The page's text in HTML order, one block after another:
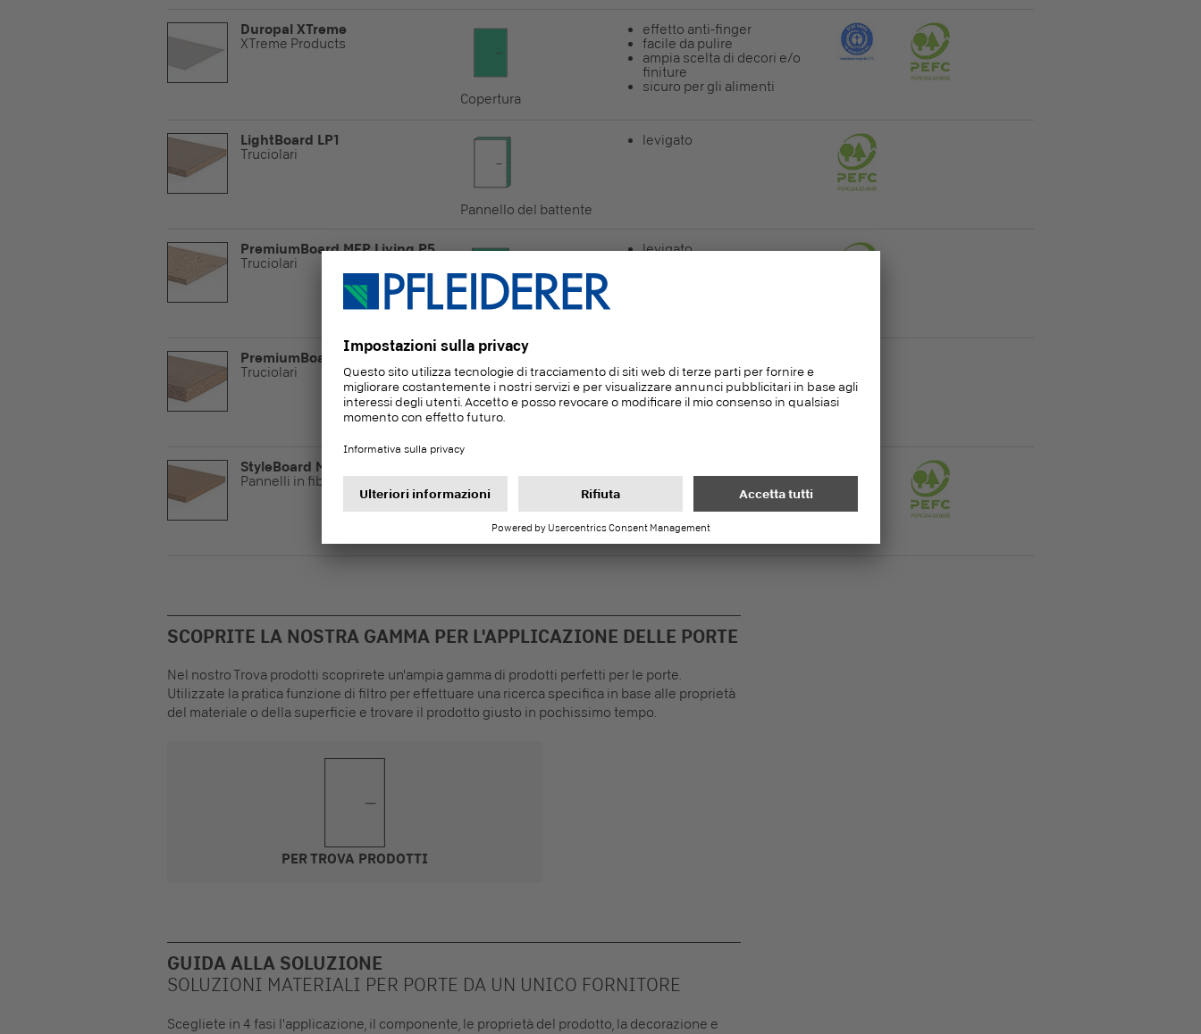
Duropal XTreme
XTreme Products
Copertura
effetto anti-finger
facile da pulire
ampia scelta di decori e/o
finiture
sicuro per gli alimenti
LightBoard LP1
Truciolari
Pannello del battente
levigato
PremiumBoard MFP Living P5
Truciolari
levigato
PremiumBoard P4
Truciolari
lavorabile in ogni direzione
StyleBoard MDF plus
Pannelli in fibra
Listelli
qualità per fresature
SCOPRITE LA NOSTRA GAMMA PER L'APPLICAZIONE DELLE PORTE
Nel nostro Trova prodotti scoprirete un'ampia gamma di prodotti perfetti per le porte.
Utilizzate la pratica funzione di filtro per effettuare una ricerca specifica in base alle proprietà
del materiale o della superficie e trovare il prodotto giusto in pochissimo tempo.
PER TROVA PRODOTTI
GUIDA ALLA SOLUZIONE
SOLUZIONI MATERIALI PER PORTE DA UN UNICO FORNITORE
Scegliete in 4 fasi l'applicazione, il componente, le proprietà del prodotto, la decorazione e